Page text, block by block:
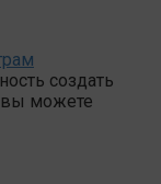
создать
вы можете